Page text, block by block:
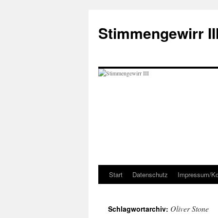
springen
Stimmengewirr
Start Datenschutz Impressum/
Schlagwortarchiv: Oliver Stone